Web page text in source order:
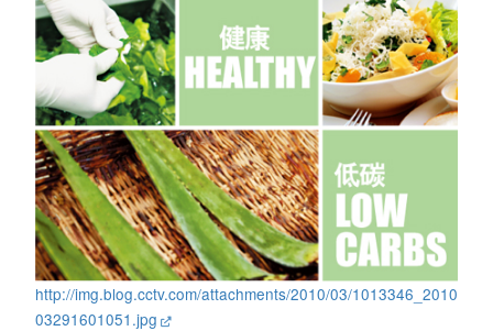
http://img.blog.cctv.com/attachments/2010/03/1013346_2010
03291601051.jpg